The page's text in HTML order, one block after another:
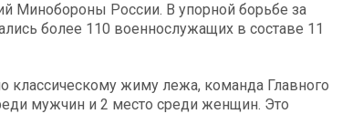
Минобороны России. В упорной борьбе за
более 110 военнослужащих в составе 11
жиму лежа, команда Главного
мужчин и 2 место среди женщин. Это